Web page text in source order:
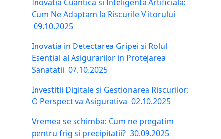
Inovatia Cuantica si Inteligenta Artificiala:
Cum Ne Adaptam la Riscurile Viitorului
09.10.2025
Inovatia in Detectarea Gripei si Rolul
Esential al Asigurarilor in Protejarea
Sanatatii 07.10.2025
Investitii Digitale si Gestionarea Riscurilor:
O Perspectiva Asigurativa 02.10.2025
Vremea se schimba: Cum ne pregatim
pentru frig si precipitatii? 30.09.2025